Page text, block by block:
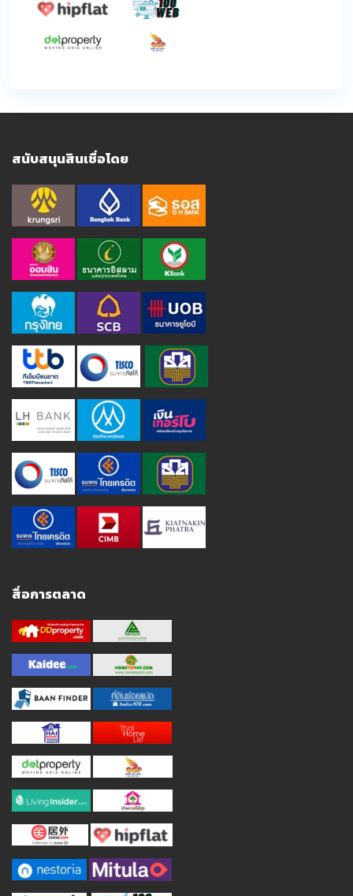
สนับสนุนสินเชื่อโดย
สื่อการตลาด